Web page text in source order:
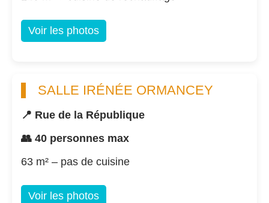
Voir les photos
SALLE IRÉNÉE ORMANCEY
📍 Rue de la République
👥 40 personnes max
63 m² – pas de cuisine
Voir les photos